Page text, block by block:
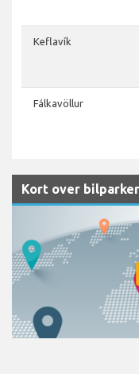
Keflavík
Fálkavöllur
Kort over